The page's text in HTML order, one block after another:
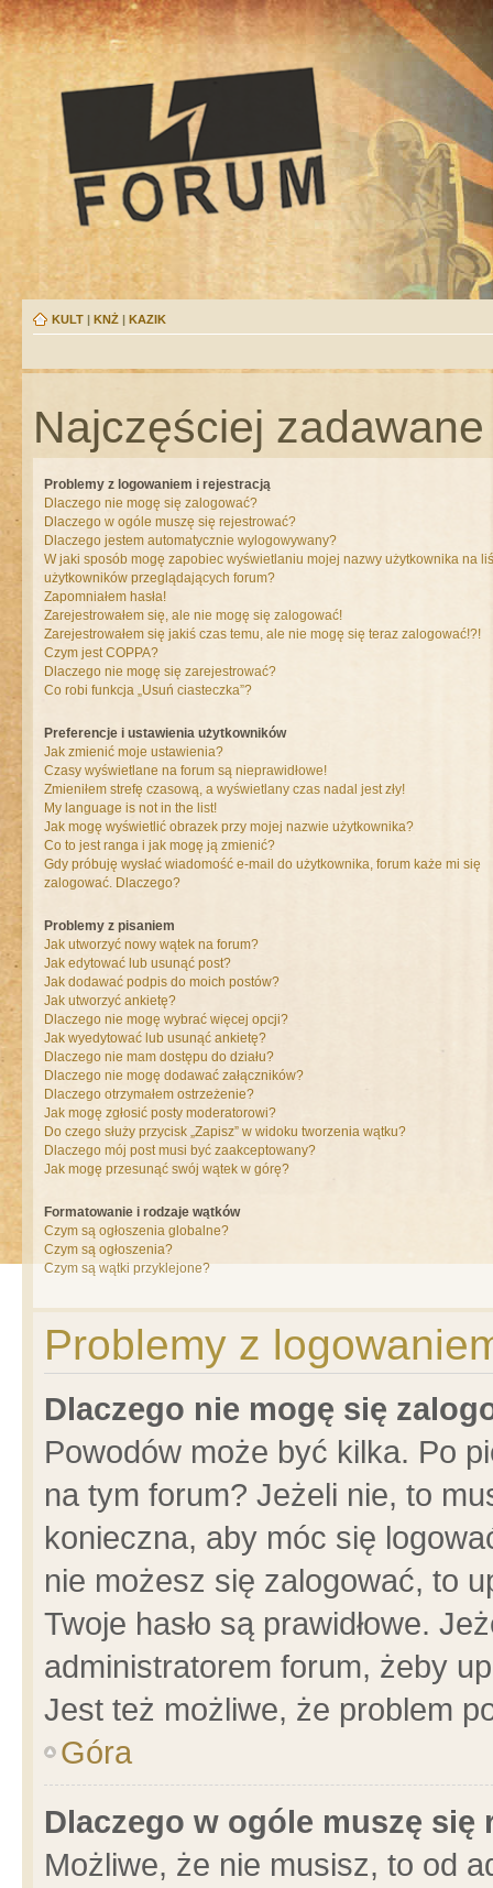
KULT | KNŻ | KAZIK
Najczęściej
Problemy z logowaniem i rejestracją
Dlaczego nie mogę się zalogować?
Dlaczego w ogóle muszę się rejestrować?
Dlaczego jestem automatycznie wylogowywany?
W jaki sposób mogę zapobiec wyświetlaniu mojej nazwy użytkownika na
użytkowników przeglądających forum?
Zapomniałem hasła!
Zarejestrowałem się, ale nie mogę się zalogować!
Zarejestrowałem się jakiś czas temu, ale nie mogę się teraz zalogować!?!
Czym jest COPPA?
Dlaczego nie mogę się zarejestrować?
Co robi funkcja „Usuń ciasteczka”?
Preferencje i ustawienia użytkowników
Jak zmienić moje ustawienia?
Czasy wyświetlane na forum są nieprawidłowe!
Zmieniłem strefę czasową, a wyświetlany czas nadal jest zły!
My language is not in the list!
Jak mogę wyświetlić obrazek przy mojej nazwie użytkownika?
Co to jest ranga i jak mogę ją zmienić?
Gdy próbuję wysłać wiadomość e-mail do użytkownika, forum każe mi się
zalogować. Dlaczego?
Problemy z pisaniem
Jak utworzyć nowy wątek na forum?
Jak edytować lub usunąć post?
Jak dodawać podpis do moich postów?
Jak utworzyć ankietę?
Dlaczego nie mogę wybrać więcej opcji?
Jak wyedytować lub usunąć ankietę?
Dlaczego nie mam dostępu do działu?
Dlaczego nie mogę dodawać załączników?
Dlaczego otrzymałem ostrzeżenie?
Jak mogę zgłosić posty moderatorowi?
Do czego służy przycisk „Zapisz” w widoku tworzenia wątku?
Dlaczego mój post musi być zaakceptowany?
Jak mogę przesunąć swój wątek w górę?
Formatowanie i rodzaje wątków
Czym są ogłoszenia globalne?
Czym są ogłoszenia?
Czym są wątki przyklejone?
Problemy z
Dlaczego nie mogę się
Powodów może być kilka. Po
na tym forum? Jeżeli nie, to
konieczna, aby móc się
nie możesz się zalogować, to
Twoje hasło są prawidłowe.
administratorem forum, żeby
Jest też możliwe, że problem
Góra
Dlaczego w ogóle muszę się
Możliwe, że nie musisz, to od